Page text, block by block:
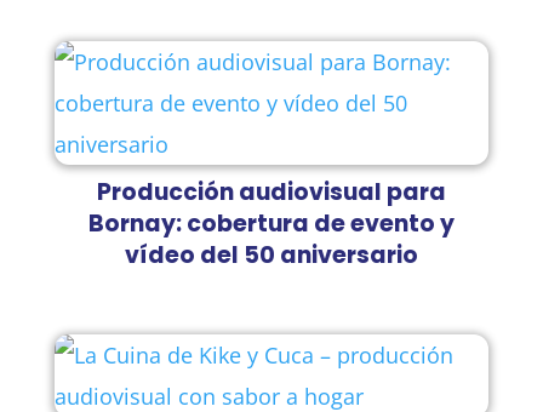
Producción audiovisual para
Bornay: cobertura de evento y
vídeo del 50 aniversario